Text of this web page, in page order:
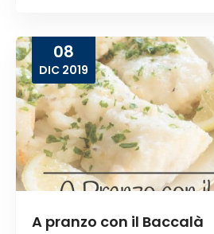
08
DIC 2019
A pranzo con il Baccalà